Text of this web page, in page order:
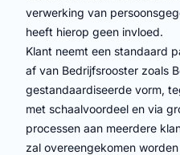
verwerking van
heeft hierop geen invloed.
Klant neemt een standaard
af van Bedrijfsrooster zoals
gestandaardiseerde vorm,
met schaalvoordeel en via
processen aan meerdere
zal overeengekomen